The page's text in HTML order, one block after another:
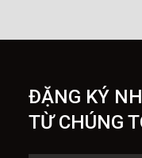
ĐẶNG KÝ
TỪ CHÚNG